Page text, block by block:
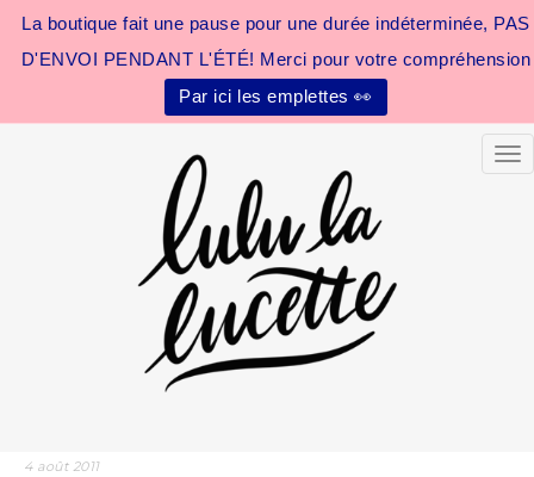
La boutique fait une pause pour une durée indéterminée, PAS
D'ENVOI PENDANT L'ÉTÉ! Merci pour votre compréhension
Par ici les emplettes 👀
4 août 2011